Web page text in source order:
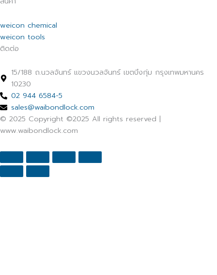
weicon chemical
weicon tools
ติดต่อ
15/188 ถ.นวลจันทร์ แขวงนวลจันทร์ เขตบึงกุ่ม กรุงเทพมหานคร
10230
02 944 6584-5
sales@waibondlock.com
© 2025 Copyright ©2025 All rights reserved |
www.waibondlock.com